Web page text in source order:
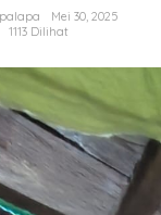
Narkoba
Kampung
Labessi
Mei 30, 2025
1113 Dilihat